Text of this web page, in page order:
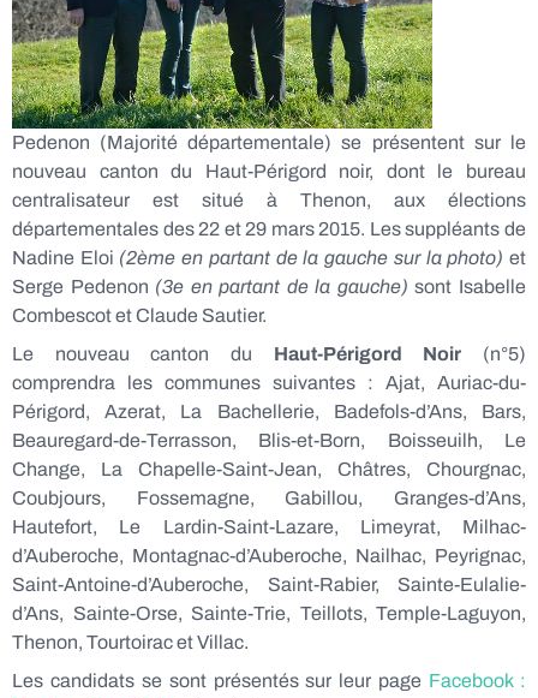
Pedenon (Majorité départementale) se présentent sur le
nouveau canton du Haut-Périgord noir, dont le bureau
centralisateur est situé à Thenon, aux élections
départementales des 22 et 29 mars 2015. Les suppléants de
Nadine Eloi (2ème en partant de la gauche sur la photo)et
Serge Pedenon (3e en partant de la gauche) sont Isabelle
Combescot et Claude Sautier.
Le nouveau canton du Haut-Périgord Noir (n°5)
comprendra les communes suivantes : Ajat, Auriac-du-
Périgord, Azerat, La Bachellerie, Badefols-d’Ans, Bars,
Beauregard-de-Terrasson, Blis-et-Born, Boisseuilh, Le
Change, La Chapelle-Saint-Jean, Châtres, Chourgnac,
Coubjours, Fossemagne, Gabillou, Granges-d’Ans,
Hautefort, Le Lardin-Saint-Lazare, Limeyrat, Milhac-
d’Auberoche, Montagnac-d’Auberoche, Nailhac, Peyrignac,
Saint-Antoine-d’Auberoche, Saint-Rabier, Sainte-Eulalie-
d’Ans, Sainte-Orse, Sainte-Trie, Teillots, Temple-Laguyon,
Thenon, Tourtoirac et Villac.
Les candidats se sont présentés sur leur page Facebook :